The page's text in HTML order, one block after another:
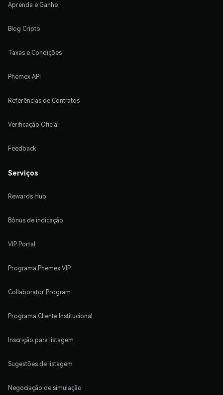
Aprenda e Ganhe
Blog Cripto
Taxas e Condições
Phemex API
Referências de Contratos
Verificação Oficial
Feedback
Serviços
Rewards Hub
Bônus de indicação
VIP Portal
Programa Phemex VIP
Collaborator Program
Programa Cliente Institucional
Inscrição para listagem
Sugestões de listagem
Negociação de simulação